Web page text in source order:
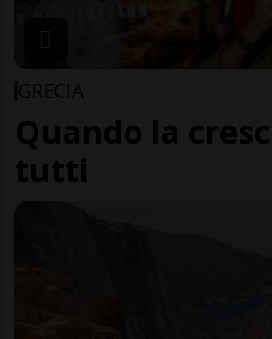
GRECIA
Quando la
tutti